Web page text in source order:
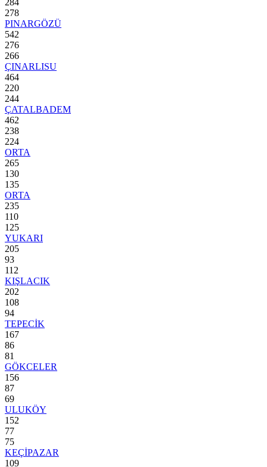
278
PINARGÖZÜ
542
276
266
ÇINARLISU
464
220
244
ÇATALBADEM
462
238
224
ORTA
265
130
135
ORTA
235
110
125
YUKARI
205
93
112
KIŞLACIK
202
108
94
TEPECİK
167
86
81
GÖKCELER
156
87
69
ULUKÖY
152
77
75
KEÇİPAZAR
109